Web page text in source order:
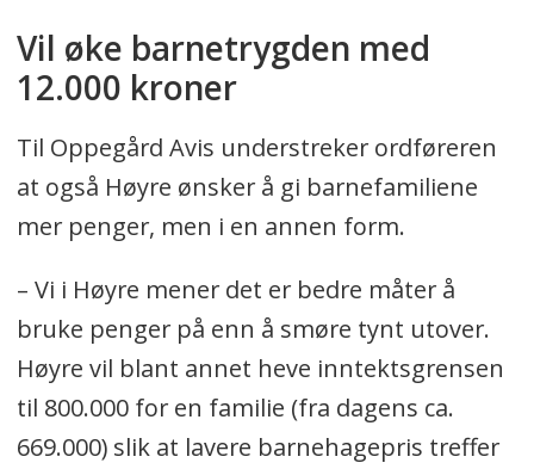
Vil øke barnetrygden med
12.000 kroner
Til Oppegård Avis understreker ordføreren
at også Høyre ønsker å gi barnefamiliene
mer penger, men i en annen form.
– Vi i Høyre mener det er bedre måter å
bruke penger på enn å smøre tynt utover.
Høyre vil blant annet heve inntektsgrensen
til 800.000 for en familie (fra dagens ca.
669.000) slik at lavere barnehagepris treffer